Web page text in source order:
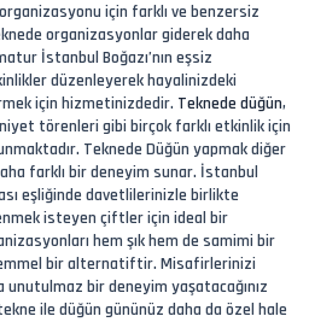
için farklı ve benzersiz
organizasyonlar giderek daha
İstanbul Boğazı’nın eşsiz
düzenleyerek hayalinizdeki
için hizmetinizdedir. Teknede düğün,
törenleri gibi birçok farklı etkinlik için
Teknede Düğün yapmak diğer
farklı bir deneyim sunar. İstanbul
eşliğinde davetlilerinizle birlikte
isteyen çiftler için ideal bir
hem şık hem de samimi bir
bir alternatiftir. Misafirlerinizi
bir deneyim yaşatacağınız
ile düğün gününüz daha da özel hale